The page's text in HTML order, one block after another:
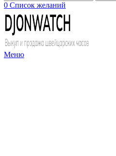
0 Список желаний
Меню